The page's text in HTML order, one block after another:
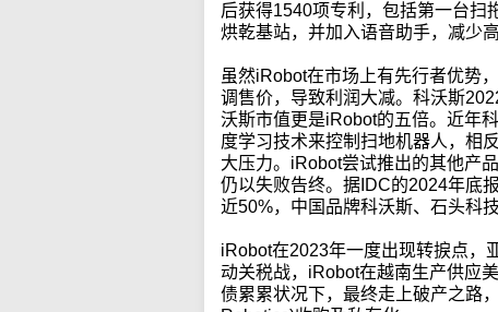
后获得1540项专利，包括第一台扫
烘乾基站，并加入语音助手，减少
虽然iRobot在市场上有先行者优势
调售价，导致利润大减。科沃斯
沃斯市值更是iRobot的五倍。近年
度学习技术来控制扫地机器人，相
大压力。iRobot尝试推出的其他产
仍以失败告终。据IDC的2024年底
近50%，中国品牌科沃斯、石头科
iRobot在2023年一度出现转捩点，
动关税战，iRobot在越南生产供应
债累累状况下，最终走上破产之路